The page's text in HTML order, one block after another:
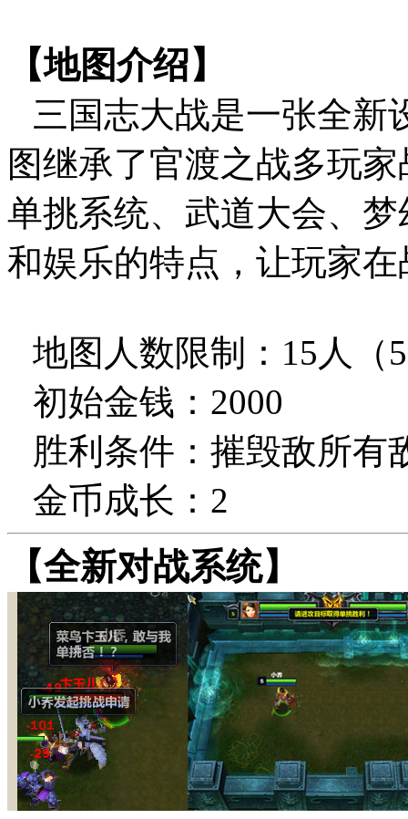
【地图介绍】
三国志大战是一张全新
图继承了官渡之战多玩
单挑系统、武道大会、
和娱乐的特点，让玩家
地图人数限制： 15人（
初始金钱： 2000
胜利条件：摧毁敌所有
金币成长： 2
【全新对战系统】